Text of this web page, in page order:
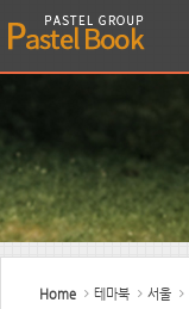
Home 테마북 서울